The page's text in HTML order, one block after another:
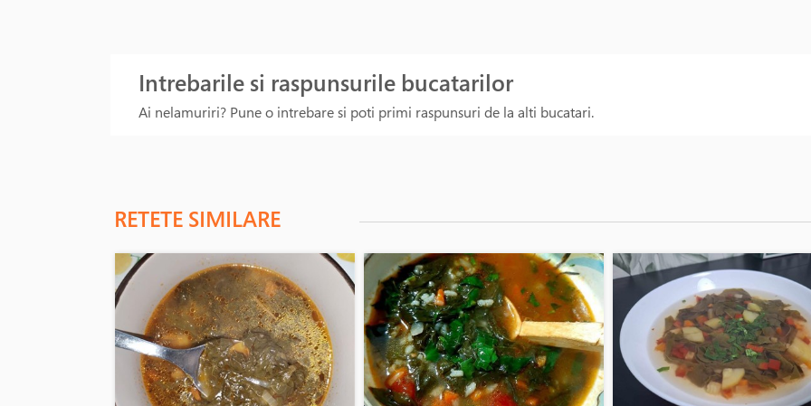
Intrebarile si raspunsurile bucatarilor
Ai nelamuriri? Pune o intrebare si poti primi raspunsuri de la alti bucatari.
RETETE SIMILARE